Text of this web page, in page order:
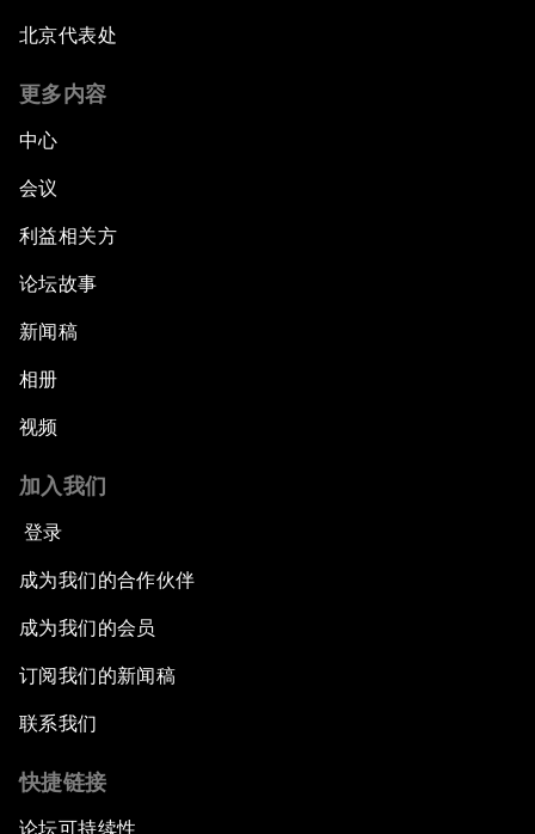
北京代表处
更多内容
中心
会议
利益相关方
论坛故事
新闻稿
相册
视频
加入我们
登录
成为我们的合作伙伴
成为我们的会员
订阅我们的新闻稿
联系我们
快捷链接
论坛可持续性